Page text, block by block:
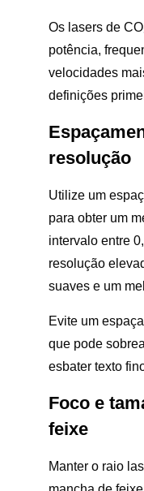
Os lasers de
potência,
velocidades
definições
resolução
Utilize um
para obter um
intervalo entre
resolução
suaves e um
Evite um
que pode
esbater texto
Foco e
feixe
Manter o raio